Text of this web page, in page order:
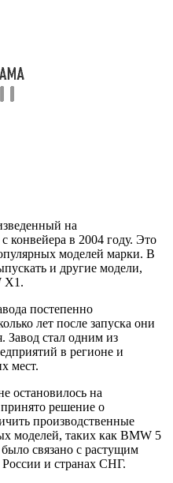
на
конвейера в 2004 году. Это
моделей марки. В
и другие модели,
X1.
постепенно
лет после запуска они
Завод стал одним из
в регионе и
мест.
остановилось на
решение о
производственные
моделей, таких как BMW 5
связано с растущим
и странах СНГ.